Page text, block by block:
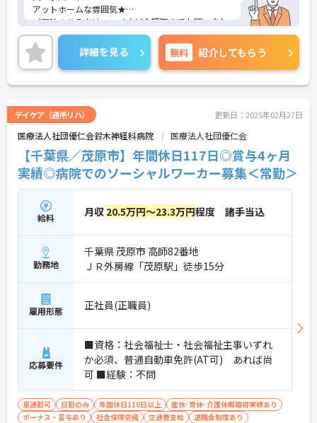
アットホームな雰囲気★
ご興味のある方は、マイナビ介護職までお問い合わ
せください。
詳細を見る 無料 紹介してもらう
デイケア（通所リハ） 更新日：2025年02月27日
医療法人社団優仁会鈴木神経科病院 医療法人社団優仁会
【千葉県／茂原市】年間休日117日◎賞与4ヶ月
実績◎病院でのソーシャルワーカー募集＜常勤＞
給料 月収 20.5万円～23.3万円程度 諸手当込
勤務地
千葉県 茂原市 高師82番地
ＪＲ外房線「茂原駅」徒歩15分
雇用形態 正社員(正職員)
応募要件
■資格：社会福祉士・社会福祉主事いずれ
か必須、普通自動車免許(AT可) あれば尚
可 ■経験：不問
車通勤可 日勤のみ 年間休日110日以上
産休･育休･介護休暇取得実績あり
ボーナス・賞与あり
社会保険完備 交通費支給 退職金制度あり